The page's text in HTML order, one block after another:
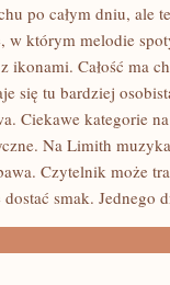
po całym dniu, ale
w którym melodie
ikonami. Całość ma
się tu bardziej
Ciekawe kategorie
Na Limith
Czytelnik może
smak. Jednego